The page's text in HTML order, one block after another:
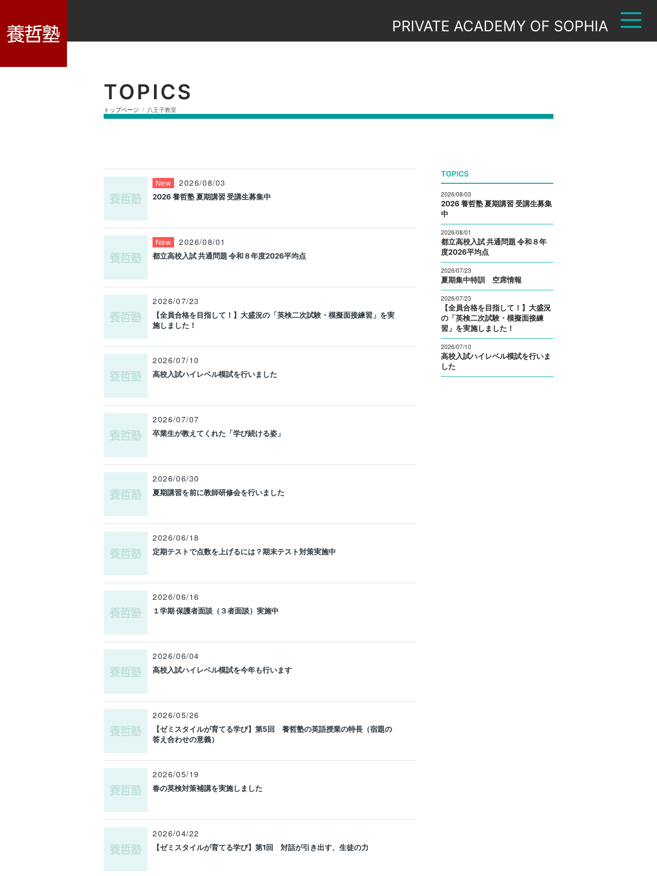
PRIVATE ACADEMY OF SOPHIA
TOPICS
トップページ 八王子教室
New 2026/08/03
2026 養哲塾 夏期講習 受講生募集中
New 2026/08/01
都立高校入試 共通問題 令和８年度2026平均点
2026/07/23
【全員合格を目指して！】大盛況の「英検二次試験・模擬面接練習」を実
施しました！
2026/07/10
高校入試ハイレベル模試を行いました
2026/07/07
卒業生が教えてくれた「学び続ける姿」
2026/06/30
夏期講習を前に教師研修会を行いました
2026/06/18
定期テストで点数を上げるには？期末テスト対策実施中
2026/06/16
１学期 保護者面談（３者面談）実施中
2026/06/04
高校入試ハイレベル模試を今年も行います
2026/05/26
【ゼミスタイルが育てる学び】第5回 養哲塾の英語授業の特長（宿題の
答え合わせの意義）
2026/05/19
春の英検対策補講を実施しました
2026/04/22
【ゼミスタイルが育てる学び】第1回 対話が引き出す、生徒の力
TOPICS
2026/08/03
2026 養哲塾 夏期講習 受講生募集
中
2026/08/01
都立高校入試 共通問題 令和８年
度2026平均点
2026/07/23
夏期集中特訓 空席情報
2026/07/23
【全員合格を目指して！】大盛況
の「英検二次試験・模擬面接練
習」を実施しました！
2026/07/10
高校入試ハイレベル模試を行いま
した